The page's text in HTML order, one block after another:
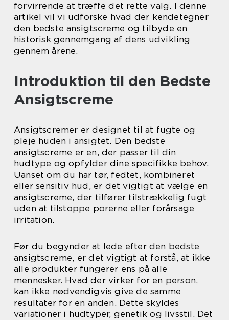
forvirrende at træffe det rette valg. I denne
artikel vil vi udforske hvad der kendetegner
den bedste ansigtscreme og tilbyde en
historisk gennemgang af dens udvikling
gennem årene.
Introduktion til den Bedste
Ansigtscreme
Ansigtscremer er designet til at fugte og
pleje huden i ansigtet. Den bedste
ansigtscreme er en, der passer til din
hudtype og opfylder dine specifikke behov.
Uanset om du har tør, fedtet, kombineret
eller sensitiv hud, er det vigtigt at vælge en
ansigtscreme, der tilfører tilstrækkelig fugt
uden at tilstoppe porerne eller forårsage
irritation.
Før du begynder at lede efter den bedste
ansigtscreme, er det vigtigt at forstå, at ikke
alle produkter fungerer ens på alle
mennesker. Hvad der virker for en person,
kan ikke nødvendigvis give de samme
resultater for en anden. Dette skyldes
variationer i hudtyper, genetik og livsstil. Det